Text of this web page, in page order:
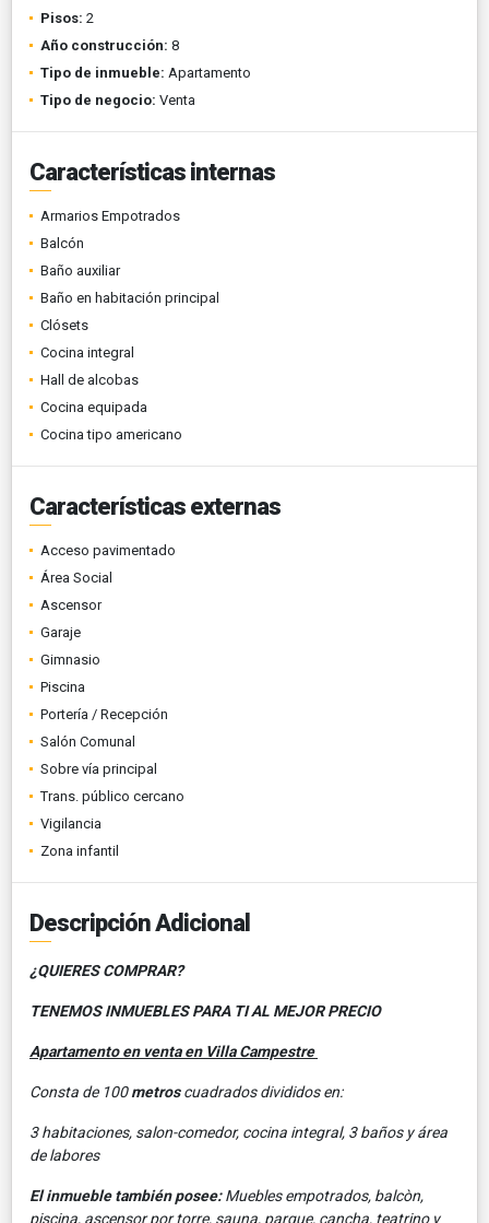
Pisos: 2
Año construcción: 8
Tipo de inmueble: Apartamento
Tipo de negocio: Venta
Características internas
Armarios Empotrados
Balcón
Baño auxiliar
Baño en habitación principal
Clósets
Cocina integral
Hall de alcobas
Cocina equipada
Cocina tipo americano
Características externas
Acceso pavimentado
Área Social
Ascensor
Garaje
Gimnasio
Piscina
Portería / Recepción
Salón Comunal
Sobre vía principal
Trans. público cercano
Vigilancia
Zona infantil
Descripción Adicional
¿QUIERES COMPRAR?
TENEMOS INMUEBLES PARA TI AL MEJOR PRECIO
Apartamento en venta en Villa Campestre
Consta de 100metroscuadrados divididos en:
3 habitaciones, salon-comedor, cocina integral, 3 baños y área
de labores
El inmueble también posee:Muebles empotrados, balcòn,
piscina, ascensor por torre, sauna, parque, cancha, teatrino y